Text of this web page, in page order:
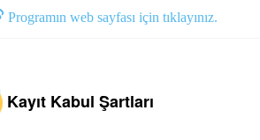
Programın web sayfası için tıklayınız.
Kayıt Kabul Şartları